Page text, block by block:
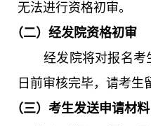
无法进行资格初审。
（二）经发院资格初审
经发院将对报名考
日前审核完毕，请考生
（三）考生发送申请材料